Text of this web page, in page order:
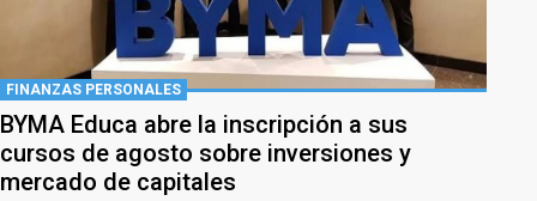
FINANZAS PERSONALES
BYMA Educa abre la inscripción a sus
cursos de agosto sobre inversiones y
mercado de capitales